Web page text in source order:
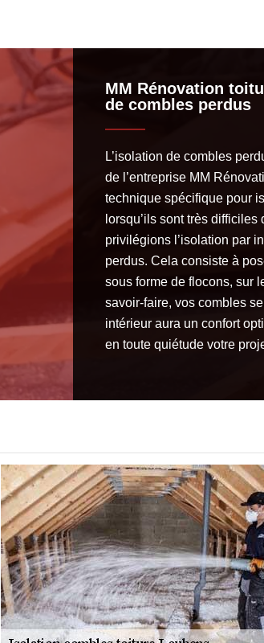
MM Rénovation
de combles perdus
L’isolation de combles
de l’entreprise MM
technique spécifique pour
lorsqu’ils sont très
privilégions l’isolation par
perdus. Cela consiste à
sous forme de flocons, sur
savoir-faire, vos combles
intérieur aura un confort
en toute quiétude votre